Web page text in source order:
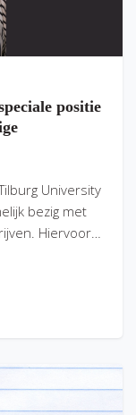
positie
University
bezig met
Hiervoor…